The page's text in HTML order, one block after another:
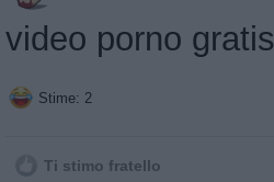
Post commentati da melaa
video porno gratis
Stime: 2
Ti stimo fratello